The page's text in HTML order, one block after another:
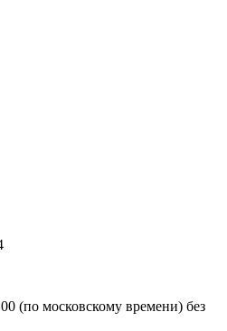
(по московскому времени) без